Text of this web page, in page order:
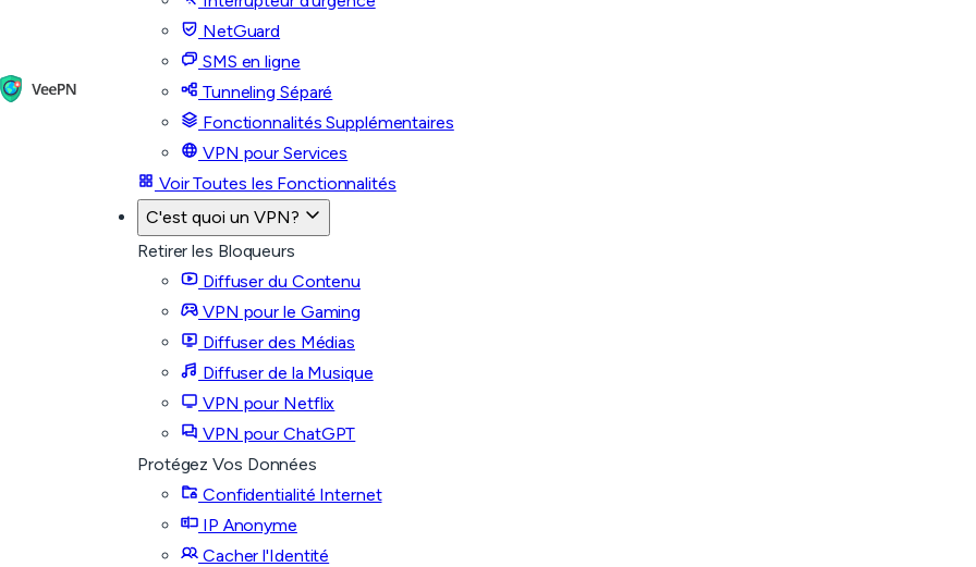
NetGuard
SMS en ligne
Tunneling Séparé
Fonctionnalités Supplémentaires
VPN pour Services
Voir Toutes les Fonctionnalités
C'est quoi un VPN?
Retirer les Bloqueurs
Diffuser du Contenu
VPN pour le Gaming
Diffuser des Médias
Diffuser de la Musique
VPN pour Netflix
VPN pour ChatGPT
Protégez Vos Données
Confidentialité Internet
IP Anonyme
Cacher l'Identité